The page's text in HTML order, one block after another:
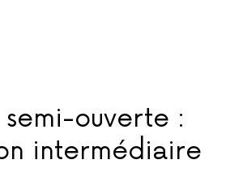
semi-ouverte :
intermédiaire